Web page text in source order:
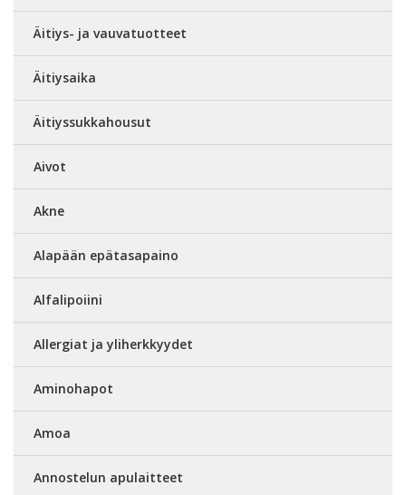
Äitiys- ja vauvatuotteet
Äitiysaika
Äitiyssukkahousut
Aivot
Akne
Alapään epätasapaino
Alfalipoiini
Allergiat ja yliherkkyydet
Aminohapot
Amoa
Annostelun apulaitteet